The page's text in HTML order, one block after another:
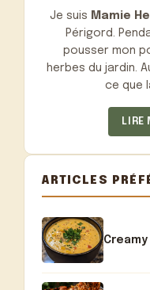
Je suis Mamie
Périgord.
pousser mon
herbes du jardin.
ce que
LIRE
ARTICLES